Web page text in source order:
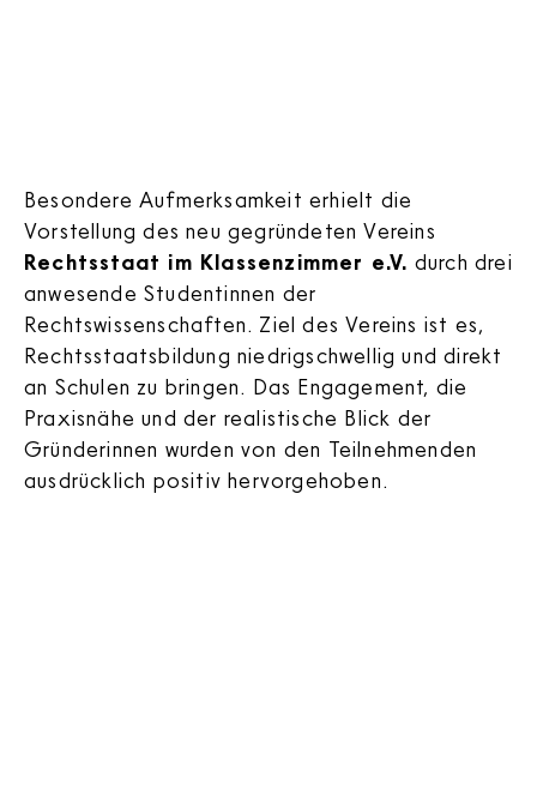
Besondere Aufmerksamkeit erhielt die
Vorstellung des neu gegründeten Vereins
Rechtsstaat im Klassenzimmer e.V. durch drei
anwesende Studentinnen der
Rechtswissenschaften. Ziel des Vereins ist es,
Rechtsstaatsbildung niedrigschwellig und direkt
an Schulen zu bringen. Das Engagement, die
Praxisnähe und der realistische Blick der
Gründerinnen wurden von den Teilnehmenden
ausdrücklich positiv hervorgehoben.